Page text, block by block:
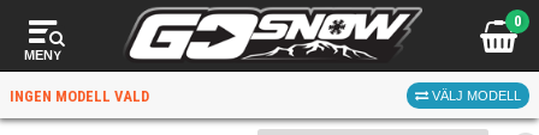
MENY
0
INGEN MODELL VALD VÄLJ MODELL